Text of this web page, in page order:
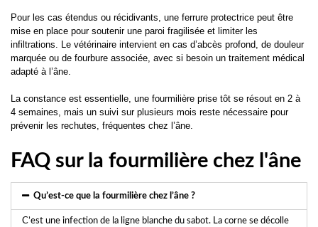
Pour les cas étendus ou récidivants, une ferrure protectrice peut être
mise en place pour soutenir une paroi fragilisée et limiter les
infiltrations. Le vétérinaire intervient en cas d’abcès profond, de douleur
marquée ou de fourbure associée, avec si besoin un traitement médical
adapté à l’âne.
La constance est essentielle, une fourmilière prise tôt se résout en 2 à
4 semaines, mais un suivi sur plusieurs mois reste nécessaire pour
prévenir les rechutes, fréquentes chez l’âne.
FAQ sur la fourmilière chez l'âne
Qu’est-ce que la fourmilière chez l’âne ?
C’est une infection de la ligne blanche du sabot. La corne se décolle